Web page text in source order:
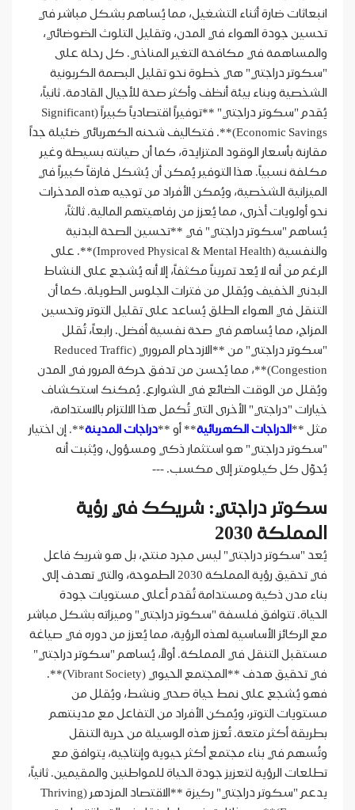
انبعاثات ضارة أثناء التشغيل، مما يُساهم بشكل مباشر في
تحسين جودة الهواء في المدن، وتقليل التلوث الضوضائي،
والمساهمة في مكافحة التغير المناخي. كل رحلة على
"سكوتر دراجتي" هي خطوة نحو تقليل البصمة الكربونية
الشخصية وبناء بيئة أنظف وأكثر صحة للأجيال القادمة. ثانياً،
يُقدم "سكوتر دراجتي" **توفيراً اقتصادياً كبيراً (Significant
Economic Savings)**. فتكاليف شحنه الكهربائي ضئيلة جداً
مقارنة بأسعار الوقود المتزايدة، كما أن صيانته بسيطة وغير
مكلفة نسبياً. هذا التوفير يُمكن أن يُشكل فارقاً كبيراً في
الميزانية الشخصية، ويُمكن الأفراد من توجيه هذه المدخرات
نحو أولويات أخرى، مما يُعزز من رفاهيتهم المالية. ثالثاً،
يُساهم "سكوتر دراجتي" في **تحسين الصحة البدنية
والنفسية (Improved Physical & Mental Health)**. على
الرغم من أنه لا يُعد تمريناً مكثفاً، إلا أنه يُشجع على النشاط
البدني الخفيف ويُقلل من فترات الجلوس الطويلة. كما أن
التنقل في الهواء الطلق يُساعد على تقليل التوتر وتحسين
المزاج، مما يُساهم في صحة نفسية أفضل. رابعاً، تُقلل
"سكوتر دراجتي" من **الازدحام المروري (Reduced Traffic
Congestion)**، مما يُحسن من تدفق حركة المرور في المدن
ويُقلل من الوقت الضائع في الشوارع. يُمكنك استكشاف
خيارات "دراجتي" الأخرى التي تُكمل هذا الالتزام بالاستدامة،
مثل **الدراجات الكهربائية** أو **دراجات المدينة**. إن اختيار
"سكوتر دراجتي" هو استثمار ذكي ومسؤول، ويُثبت أنه
يُحوّل كل كيلومتر إلى مكسب. ---
سكوتر دراجتي: شريكك في رؤية
المملكة 2030
يُعد "سكوتر دراجتي" ليس مجرد منتج، بل هو شريك فاعل
في تحقيق رؤية المملكة 2030 الطموحة، والتي تهدف إلى
بناء مدن ذكية ومستدامة تُقدم أعلى مستويات جودة
الحياة. تتوافق فلسفة "سكوتر دراجتي" وميزاته بشكل مباشر
مع الركائز الأساسية لهذه الرؤية، مما يُعزز من دوره في صياغة
مستقبل التنقل في المملكة. أولاً، يُساهم "سكوتر دراجتي"
في تحقيق هدف **المجتمع الحيوي (Vibrant Society)**.
فهو يُشجع على نمط حياة صحي ونشط، ويُقلل من
مستويات التوتر، ويُمكن الأفراد من التفاعل مع مدينتهم
بطريقة أكثر متعة. تُعزز هذه الوسيلة من حرية التنقل
وتُسهم في بناء مجتمع أكثر حيوية وإنتاجية، يتوافق مع
تطلعات الرؤية لتعزيز جودة الحياة للمواطنين والمقيمين. ثانياً،
يدعم "سكوتر دراجتي" ركيزة **الاقتصاد المزدهر (Thriving